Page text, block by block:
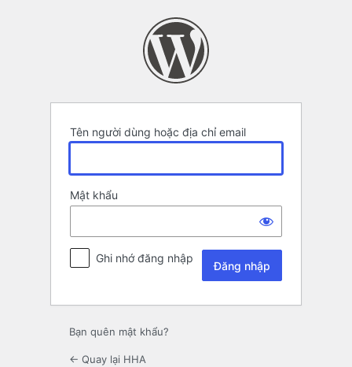
Tên người dùng hoặc địa chỉ email
Mật khẩu
Ghi nhớ đăng nhập
Bạn quên mật khẩu?
← Quay lại HHA